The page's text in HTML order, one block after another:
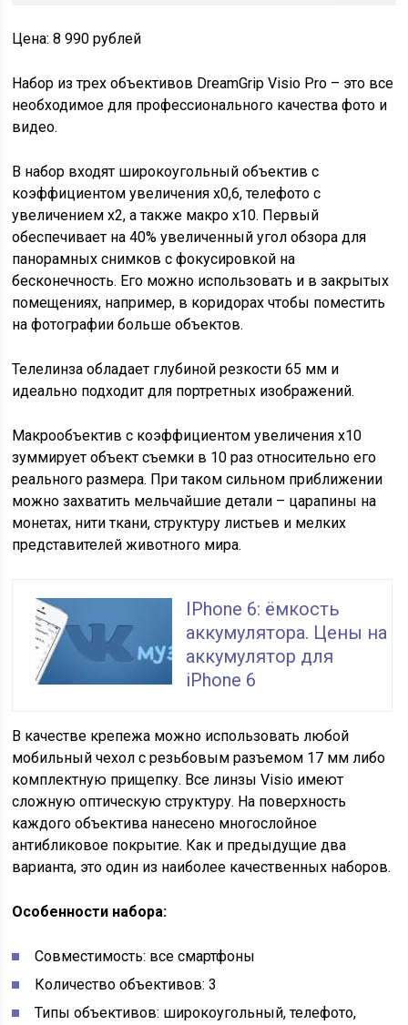
Цена: 8 990 рублей
Набор из трех объективов DreamGrip Visio Pro – это все
необходимое для профессионального качества фото и
видео.
В набор входят широкоугольный объектив с
коэффициентом увеличения х0,6, телефото с
увеличением х2, а также макро х10. Первый
обеспечивает на 40% увеличенный угол обзора для
панорамных снимков с фокусировкой на
бесконечность. Его можно использовать и в закрытых
помещениях, например, в коридорах чтобы поместить
на фотографии больше объектов.
Телелинза обладает глубиной резкости 65 мм и
идеально подходит для портретных изображений.
Макрообъектив с коэффициентом увеличения х10
зуммирует объект съемки в 10 раз относительно его
реального размера. При таком сильном приближении
можно захватить мельчайшие детали – царапины на
монетах, нити ткани, структуру листьев и мелких
представителей животного мира.
IPhone 6: ёмкость
аккумулятора. Цены на
аккумулятор для
iPhone 6
В качестве крепежа можно использовать любой
мобильный чехол с резьбовым разъемом 17 мм либо
комплектную прищепку. Все линзы Visio имеют
сложную оптическую структуру. На поверхность
каждого объектива нанесено многослойное
антибликовое покрытие. Как и предыдущие два
варианта, это один из наиболее качественных наборов.
Особенности набора:
Совместимость: все смартфоны
Количество объективов: 3
Типы объективов: широкоугольный, телефото,